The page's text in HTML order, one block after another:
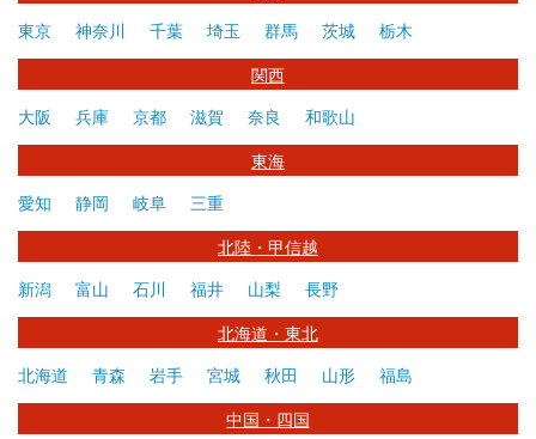
東京 神奈川 千葉 埼玉 群馬 茨城 栃木
関西
大阪 兵庫 京都 滋賀 奈良 和歌山
東海
愛知 静岡 岐阜 三重
北陸・甲信越
新潟 富山 石川 福井 山梨 長野
北海道・東北
北海道 青森 岩手 宮城 秋田 山形 福島
中国・四国